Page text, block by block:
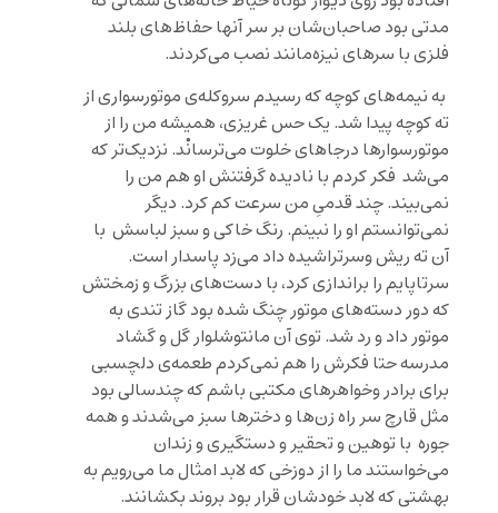
مدتی بود صاحبان‌شان بر سر آنها حفاظ‌های بلند
فلزی با سرهای نیزه‌مانند نصب می‌کردند.
به نیمه‌های کوچه که رسیدم سروکله‌ی موتورسواری از
ته کوچه پیدا شد. یک حس غریزی‌، همیشه من را از
موتورسوارها درجاهای خلوت می‌ترسانْد. نزدیک‌تر که
می‌شد فکر ‌کردم با نادیده گرفتنش او هم من را
نمی‌بیند. چند قدمیِ من سرعت کم کرد. دیگر
نمی‌توانستم او را نبینم. رنگ خاکی و سبز لباسش با
آن ته ریش وسرتراشیده داد می‌زد پاسدار است.
سرتاپایم را براندازی کرد، با دست‌های بزرگ و زمختش
که دور دسته‌های موتور چنگ شده بود گاز تندی به
موتور داد و رد شد. توی آن مانتوشلوار گل و گشاد
مدرسه حتا فکرش را هم نمی‌کردم طعمه‌ی دلچسبی
برای برادر وخواهرهای مکتبی باشم که چندسالی بود
مثل قارچ سر راه‌ زن‌ها و دخترها سبز می‌شدند و همه
جوره با توهین و تحقیر و دستگیری و زندان
می‌خواستند ما را از دوزخی که لابد امثال ما می‌رویم به
بهشتی که لابد خودشان قرار بود بروند بکشانند.